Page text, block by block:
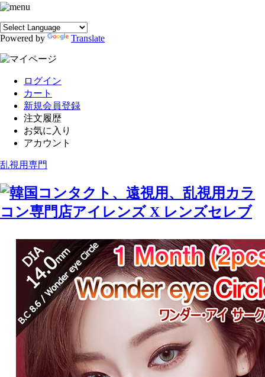
Powered by Translate
ログイン
カート
新規会員登録
注文履歴
お気に入り
アカウント
乱視用専門